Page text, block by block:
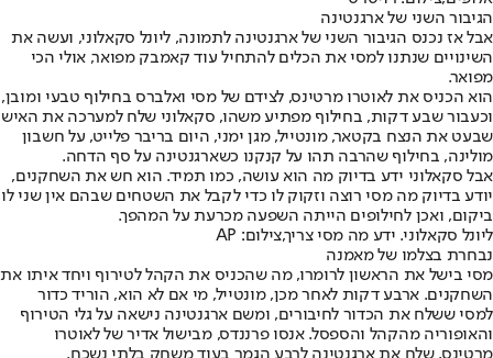
הגיבור השני של ארגנטינה
אבל אז נכנס הגיבור השני של ארגנטינה לתמונה, ליונל סקאלוני, ועשה את
השינויים שנתנו למסי את הכלים להתחיל עוד קאמבק מפואר, אולי הכי
מפואר.
הוא הכניס את לאוטרו מרטינס, לצידם של מסי ואלברס בחילוף טבעי ומובן,
וכעבור שבע דקות, בחילוף מפתיע משהו, סקאלוני שלח למערכה את האיש
שבעט את הנצח בקטאר, מונטייל, מגן ימני, היום בריבר פלייט, על חשבון
מולינה, בחילוף שהרבה תהו על קנקנו כשארגנטינה על סף הדחה.
אבל סקאלוני ידע בדיוק מה הוא עושה, כמו תמיד. הוא חש את השחקנים,
יודע בדיוק מה מסי רוצה וזקוק לו כדי לקבל את השטחים שבהם אין שני לו
ביקום, ואכן לחילופים הייתה השפעה מכרעת על המהפך.
ליונל סקאלוני. ידע מה מסי צריך,צילום: AP
נבחרת בצלמו של מאמנה
מסי בישל את הראשון לרומרו, מה שהכניס את הקהל לטירוף ויחד איתו את
השחקנים. ארבע דקות לאחר מכן, מונטייל, מי אם לא הוא, הוריד כדור
למסי ששלח את הכדור לחיבורים, ומשם ארגנטינה נישאה על גלי הטירוף
והאופוריה מהקהל והספסל. אנסו פרננדס, מבישול אדיר של לאוטרו